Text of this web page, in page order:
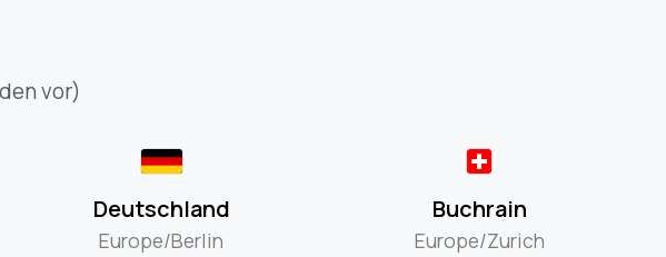
vor)
Deutschland
Europe/Berlin
Buchrain
Europe/Zurich